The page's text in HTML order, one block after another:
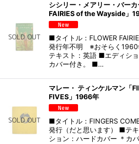
シシリー・メアリー・バー
FAIRIES of the Wayside」
■タイトル：FLOWER
発行年不明 ※おそらく
テキスト：英語 ■エディシ
カバー付き。 ■…
マレー・ ティンケルマン「
FIVES」1966年
■タイトル：FINGERS
発行（だと思います） ■テ
ション：ハードカバー ＊カ